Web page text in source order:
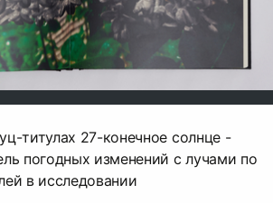
титулах 27-конечное солнце -
погодных изменений с лучами по
в исследовании